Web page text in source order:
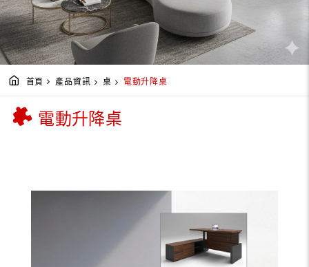
首頁 產品資訊 桌 電動升降桌
電動升降桌